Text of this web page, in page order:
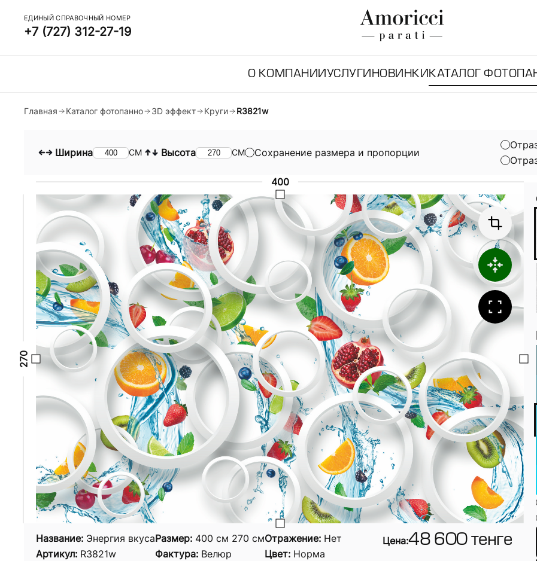
ЕДИНЫЙ СПРАВОЧНЫЙ НОМЕР
+7 (727) 312-27-19
О КОМПАНИИ УСЛУГИ НОВИНКИ КАТАЛОГ
Главная Каталог фотопанно 3D эффект Круги R3821w
Ширина СМ Высота СМ Сохранение размера и пропорции
Название: Энергия вкуса
Артикул: R3821w
Размер: 400 см 270 см
Фактура: Велюр
Отражение: Нет
Цвет: Норма
Цена:48 600 тенге